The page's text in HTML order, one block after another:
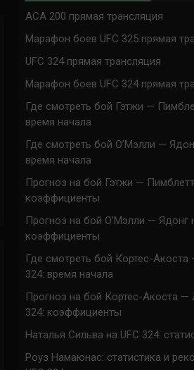
ACA 200 прямая трансляция
Марафон боев UFC 325 прямая
UFC 324 прямая трансляция
Марафон боев UFC 324 прямая
Где смотреть бой Гэтжи —
время начала
Где смотреть бой О’Мэлли —
время начала
Прогноз на бой Гэтжи — Пимблетт
коэффициенты
Прогноз на бой О’Мэлли — Ядонг
коэффициенты
Где смотреть бой Кортес-
324: время начала
Прогноз на бой Кортес-Акоста —
324: коэффициенты
Наталья Сильва на UFC 324:
Роуз Намаюнас: статистика и